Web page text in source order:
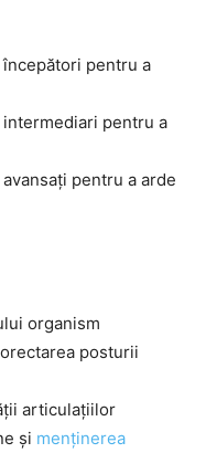
pentru a
pentru a
pentru a arde
organism
posturii
articulațiilor
și menținerea